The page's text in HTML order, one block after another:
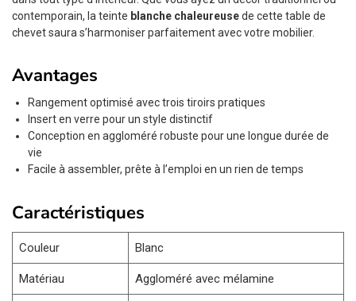
contemporain, la teinte blanche chaleureusede cette table de
chevet saura s’harmoniser parfaitement avec votre mobilier.
Avantages
Rangement optimisé avec trois tiroirs pratiques
Insert en verre pour un style distinctif
Conception en aggloméré robuste pour une longue durée de
vie
Facile à assembler, prête à l’emploi en un rien de temps
Caractéristiques
Couleur Blanc
Matériau Aggloméré avec mélamine